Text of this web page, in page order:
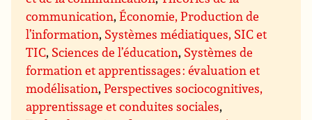
communication,Économie, Production de
l’information, Systèmes médiatiques, SIC et
TIC, Sciences de l’éducation, Systèmes de
formation et apprentissages : évaluation et
modélisation,Perspectives sociocognitives,
apprentissage et conduites sociales,